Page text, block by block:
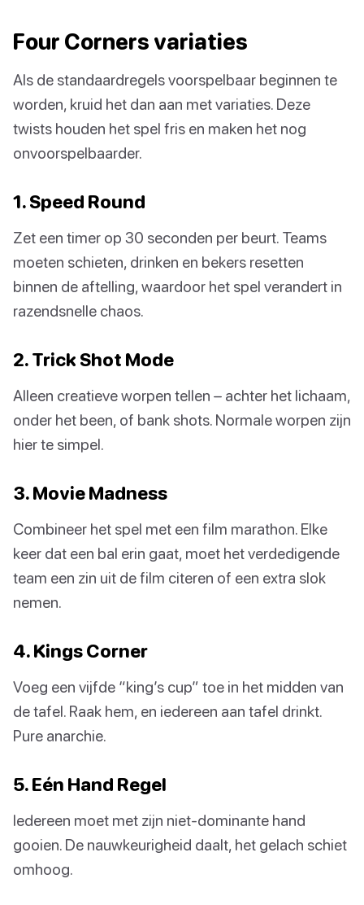
Four Corners variaties
Als de standaardregels voorspelbaar beginnen te
worden, kruid het dan aan met variaties. Deze
twists houden het spel fris en maken het nog
onvoorspelbaarder.
1. Speed Round
Zet een timer op 30 seconden per beurt. Teams
moeten schieten, drinken en bekers resetten
binnen de aftelling, waardoor het spel verandert in
razendsnelle chaos.
2. Trick Shot Mode
Alleen creatieve worpen tellen – achter het lichaam,
onder het been, of bank shots. Normale worpen zijn
hier te simpel.
3. Movie Madness
Combineer het spel met een film marathon. Elke
keer dat een bal erin gaat, moet het verdedigende
team een zin uit de film citeren of een extra slok
nemen.
4. Kings Corner
Voeg een vijfde “king’s cup” toe in het midden van
de tafel. Raak hem, en iedereen aan tafel drinkt.
Pure anarchie.
5. Eén Hand Regel
Iedereen moet met zijn niet-dominante hand
gooien. De nauwkeurigheid daalt, het gelach schiet
omhoog.